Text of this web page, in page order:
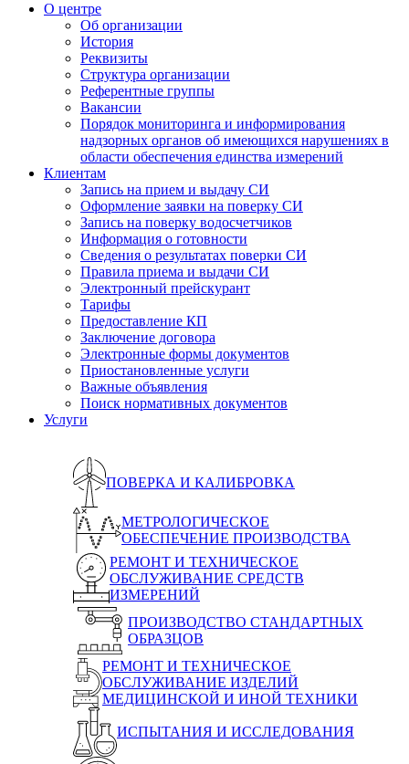
О центре
Об организации
История
Реквизиты
Структура организации
Референтные группы
Вакансии
Порядок мониторинга и информирования
надзорных органов об имеющихся нарушениях в
области обеспечения единства измерений
Клиентам
Запись на прием и выдачу СИ
Оформление заявки на поверку СИ
Запись на поверку водосчетчиков
Информация о готовности
Сведения о результатах поверки СИ
Правила приема и выдачи СИ
Электронный прейскурант
Тарифы
Предоставление КП
Заключение договора
Электронные формы документов
Приостановленные услуги
Важные объявления
Поиск нормативных документов
Услуги
ПОВЕРКА И КАЛИБРОВКА
МЕТРОЛОГИЧЕСКОЕ
ОБЕСПЕЧЕНИЕ ПРОИЗВОДСТВА
РЕМОНТ И ТЕХНИЧЕСКОЕ
ОБСЛУЖИВАНИЕ СРЕДСТВ
ИЗМЕРЕНИЙ
ПРОИЗВОДСТВО СТАНДАРТНЫХ
ОБРАЗЦОВ
РЕМОНТ И ТЕХНИЧЕСКОЕ
ОБСЛУЖИВАНИЕ ИЗДЕЛИЙ
МЕДИЦИНСКОЙ И ИНОЙ ТЕХНИКИ
ИСПЫТАНИЯ И ИССЛЕДОВАНИЯ